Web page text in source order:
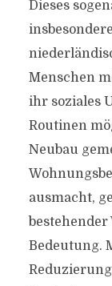
Dieses
Menschen
ihr soziales
Routinen
Neubau
ausmacht,
Bedeutung.